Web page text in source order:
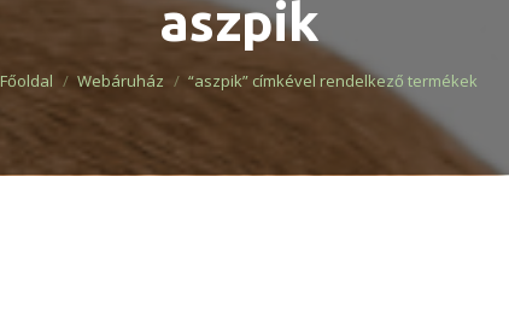
aszpik
You are here:
Főoldal Webáruház “aszpik” címkével rendelkező termékek